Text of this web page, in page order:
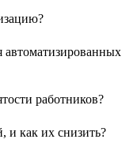
автоматизированных
работников?
и как их снизить?